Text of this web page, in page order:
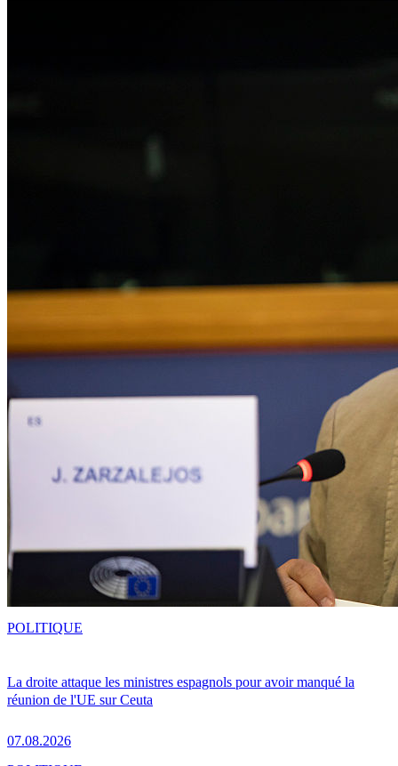
La droite attaque les ministres espagnols pour avoir manqué la
réunion de l'UE sur Ceuta
07.08.2026
POLITIQUE